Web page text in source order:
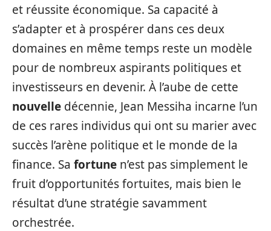
et réussite économique. Sa capacité à
s’adapter et à prospérer dans ces deux
domaines en même temps reste un modèle
pour de nombreux aspirants politiques et
investisseurs en devenir. À l’aube de cette
nouvelle décennie, Jean Messiha incarne l’un
de ces rares individus qui ont su marier avec
succès l’arène politique et le monde de la
finance. Sa fortune n’est pas simplement le
fruit d’opportunités fortuites, mais bien le
résultat d’une stratégie savamment
orchestrée.